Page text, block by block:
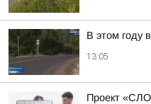
В этом году
13:05
Проект